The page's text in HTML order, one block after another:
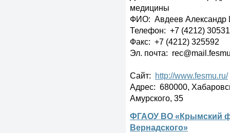
медицины
ФИО: Авдеев Александр
Телефон: +7 (4212)
Факс: +7 (4212) 325592
Эл. почта:
Сайт: http://www.fesmu.ru/
Адрес: 680000,
Амурского, 35
ФГАОУ ВО «Крымский
Вернадского»